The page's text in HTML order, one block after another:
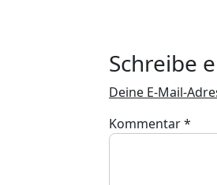
Schreibe
Deine E-Mail-
Kommentar*